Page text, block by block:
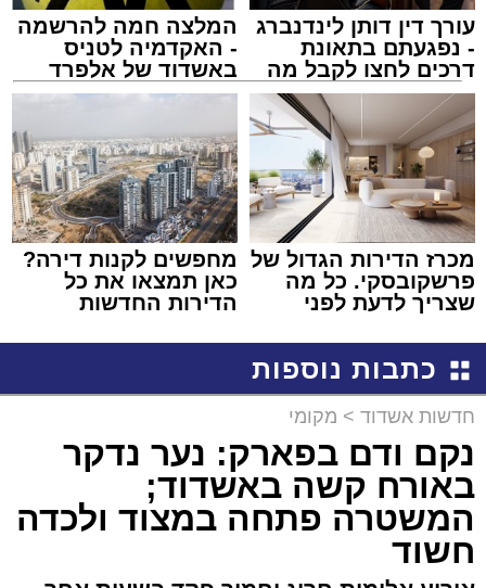
עורך דין דותן לינדנברג
- נפגעתם בתאונת
דרכים לחצו לקבל מה
שמגיע לכם
המלצה חמה להרשמה
- האקדמיה לטניס
באשדוד של אלפרד
קריאולנסקי - לילדים
מכרז הדירות הגדול של
פרשקובסקי. כל מה
שצריך לדעת לפני
באשדוד
מחפשים לקנות דירה?
כאן תמצאו את כל
הדירות החדשות
כתבות נוספות
חדשות אשדוד > מקומי
נקם ודם בפארק: נער נדקר
באורח קשה באשדוד;
המשטרה פתחה במצוד ולכדה
חשוד